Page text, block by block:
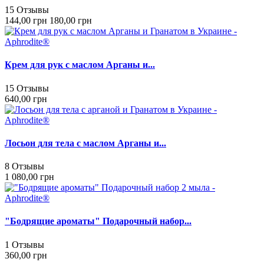
15 Отзывы
144,00 грн 180,00 грн
Крем для рук с маслом Арганы и...
15 Отзывы
640,00 грн
Лосьон для тела с маслом Арганы и...
8 Отзывы
1 080,00 грн
"Бодрящие ароматы" Подарочный набор...
1 Отзывы
360,00 грн